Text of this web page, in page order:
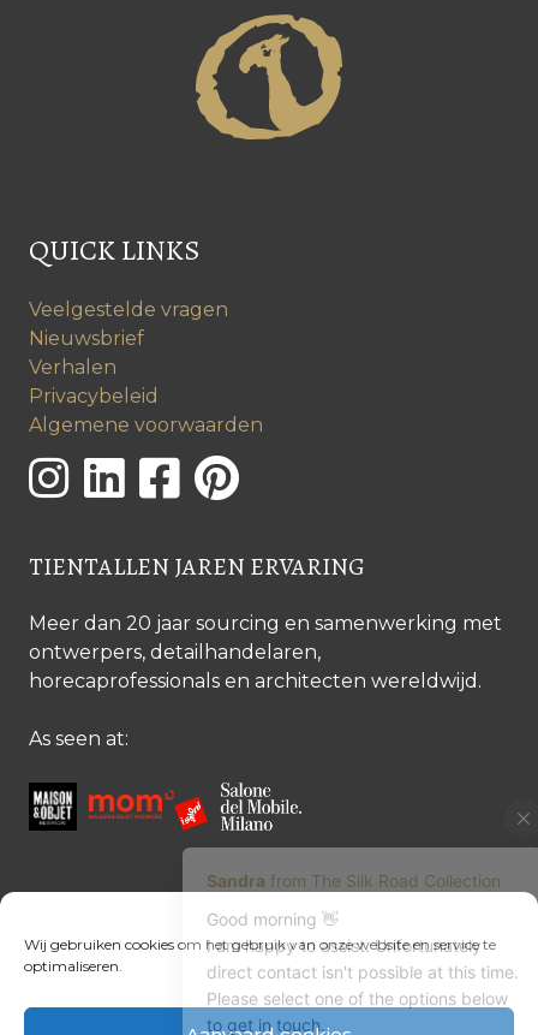
Wij gebruiken cookies om het gebruik van onze website en service te
optimaliseren.
QUICK LINKS
Veelgestelde vragen
Nieuwsbrief
Verhalen
Privacybeleid
Algemene voorwaarden
TIENTALLEN JAREN ERVARING
Meer dan 20 jaar sourcing en samenwerking met
ontwerpers, detailhandelaren,
horecaprofessionals en architecten wereldwijd.
As seen at:
CONTACTEER ONS
Margret Ressang:+32 (0)496 107 647